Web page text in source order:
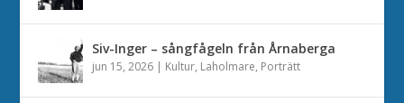
Siv-Inger – sångfågeln från Årnaberga
jun 15, 2026 | Kultur, Laholmare, Porträtt